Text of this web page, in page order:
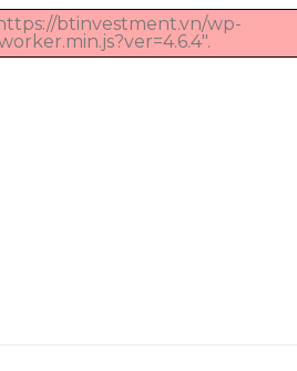
btinvestment.vn/wp-